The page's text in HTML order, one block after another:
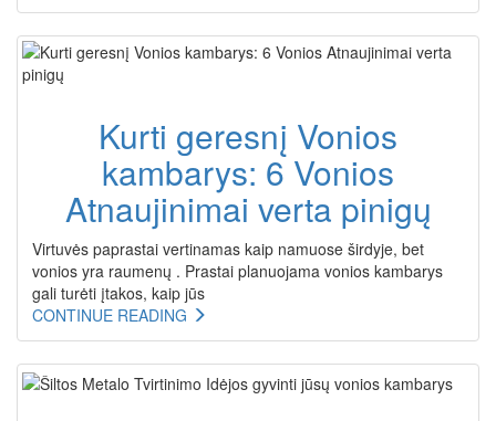
Kurti geresnį Vonios
kambarys: 6 Vonios
Atnaujinimai verta pinigų
Virtuvės paprastai vertinamas kaip namuose širdyje, bet
vonios yra raumenų . Prastai planuojama vonios kambarys
gali turėti įtakos, kaip jūs
CONTINUE READING